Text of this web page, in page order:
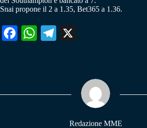
Snai propone il 2 a 1.35, Bet365 a 1.36.
Fa W
pp
Te
m
Redazione MME